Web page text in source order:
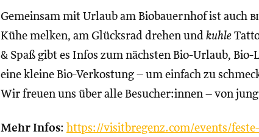
Gemeinsam mit Urlaub am Biobauernhof ist auch
Kühe melken, am Glücksrad drehen und kuhle
& Spaß gibt es Infos zum nächsten Bio-Urlaub,
eine kleine Bio-Verkostung – um einfach zu
Wir freuen uns über alle Besucher:innen – von
Mehr Infos: https://visitbregenz.com/events/